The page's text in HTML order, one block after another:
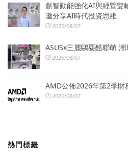
創智動能強化AI與經營雙
邀分享AI時代投資思維
2026/08/07
ASUSx三麗鷗耍酷聯萌
2026/08/07
AMD公佈2026年第2季財
2026/08/07
熱門標籤